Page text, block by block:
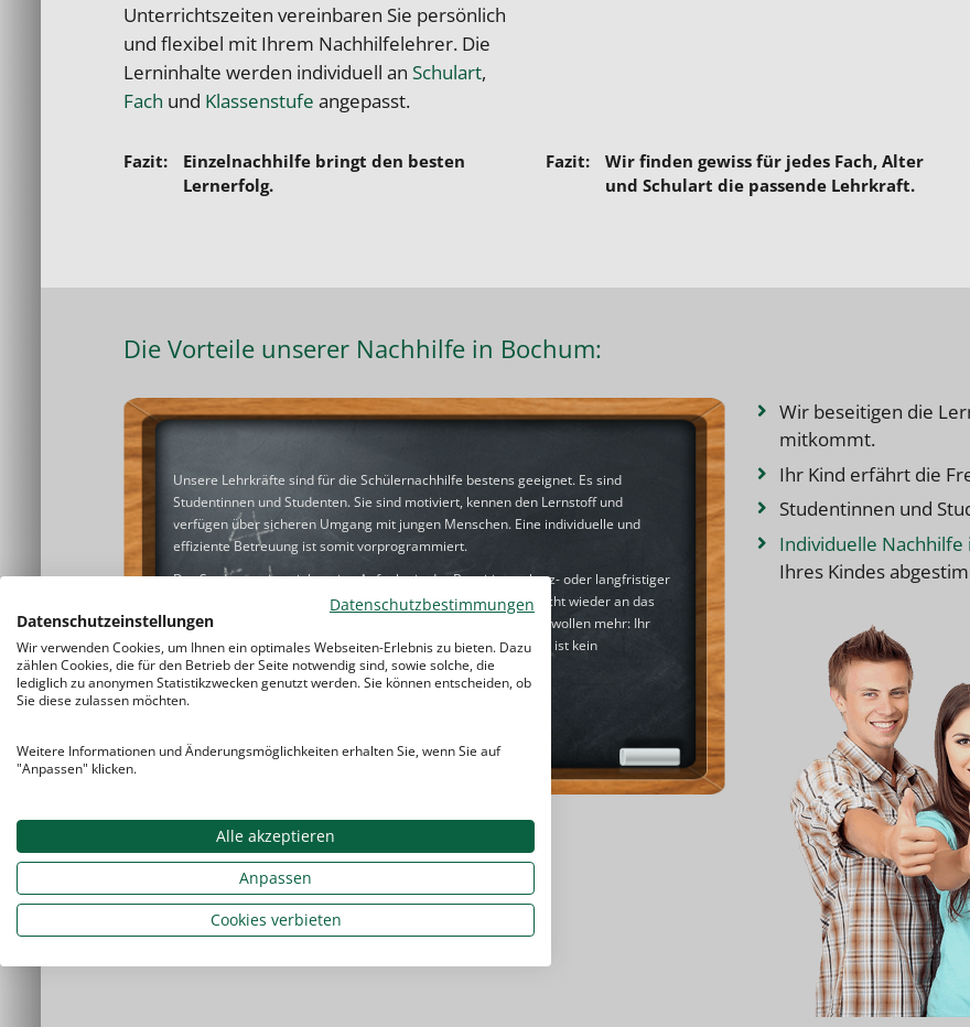
Unterrichtszeiten vereinbaren Sie persönlich
und flexibel mit Ihrem Nachhilfelehrer. Die
Lerninhalte werden individuell an Schulart,
Fach und Klassenstufe angepasst.
Einzelnachhilfe bringt den besten
Lernerfolg.
Wir finden gewiss für jedes Fach, Alter
und Schulart die passende Lehrkraft.
Die Vorteile unserer Nachhilfe in Bochum:
Unsere Lehrkräfte sind für die Schülernachhilfe bestens geeignet. Es sind
Studentinnen und Studenten. Sie sind motiviert, kennen den Lernstoff und
verfügen über sicheren Umgang mit jungen Menschen. Eine individuelle und
effiziente Betreuung ist somit vorprogrammiert.
Der Studentenring sieht seine Aufgabe in der Beseitigung kurz- oder langfristiger
Wissenslücken. Dass Ihr Kind durch unserenNachhilfeunterrichtwieder an das
Klassenniveau anschließt, ist unser vorrangiges Ziel. Aber wir wollen mehr: Ihr
Kinder soll mit Freude lernen. UnsereLernerfolgezeigen: Das ist kein
unmögliches Vorhaben.
Zum Ablauf der Nachhilfe
Wir beseitigen die
mitkommt.
Ihr Kind erfährt die
Studentinnen und
Individuelle
Ihres Kindes
Datenschutzbestimmungen
Datenschutzeinstellungen
Wir verwenden Cookies, um Ihnen ein optimales Webseiten-Erlebnis zu bieten. Dazu
zählen Cookies, die für den Betrieb der Seite notwendig sind, sowie solche, die
lediglich zu anonymen Statistikzwecken genutzt werden. Sie können entscheiden, ob
Sie diese zulassen möchten.
Weitere Informationen und Änderungsmöglichkeiten erhalten Sie, wenn Sie auf
"Anpassen" klicken.
Alle akzeptieren
Anpassen
Cookies verbieten